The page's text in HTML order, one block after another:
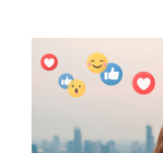
CONTACT